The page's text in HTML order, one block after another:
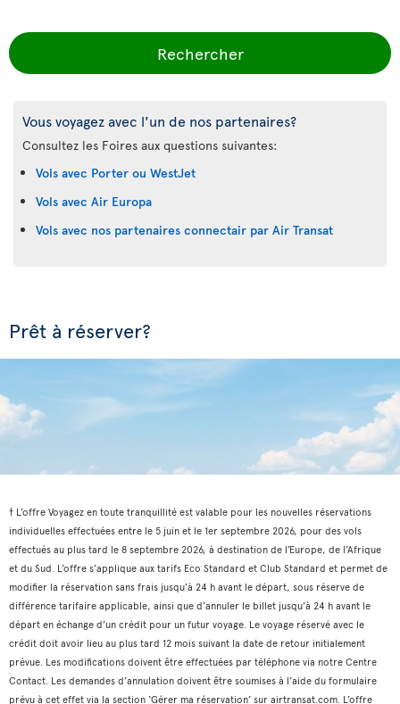
Rechercher
Vous voyagez avec l'un de nos partenaires?
Consultez les Foires aux questions suivantes:
Vols avec Porter ou WestJet
Vols avec Air Europa
Vols avec nos partenaires connectair par Air Transat
Prêt à réserver?
† L’offre Voyagez en toute tranquillité est valable pour les nouvelles réservations
individuelles effectuées entre le 5 juin et le 1er septembre 2026, pour des vols
effectués au plus tard le 8 septembre 2026, à destination de l’Europe, de l’Afrique
et du Sud. L’offre s’applique aux tarifs Eco Standard et Club Standard et permet de
modifier la réservation sans frais jusqu’à 24 h avant le départ, sous réserve de
différence tarifaire applicable, ainsi que d’annuler le billet jusqu’à 24 h avant le
départ en échange d’un crédit pour un futur voyage. Le voyage réservé avec le
crédit doit avoir lieu au plus tard 12 mois suivant la date de retour initialement
prévue. Les modifications doivent être effectuées par téléphone via notre Centre
Contact. Les demandes d’annulation doivent être soumises à l’aide du formulaire
prévu à cet effet via la section ‘Gérer ma réservation’ sur airtransat.com. L’offre